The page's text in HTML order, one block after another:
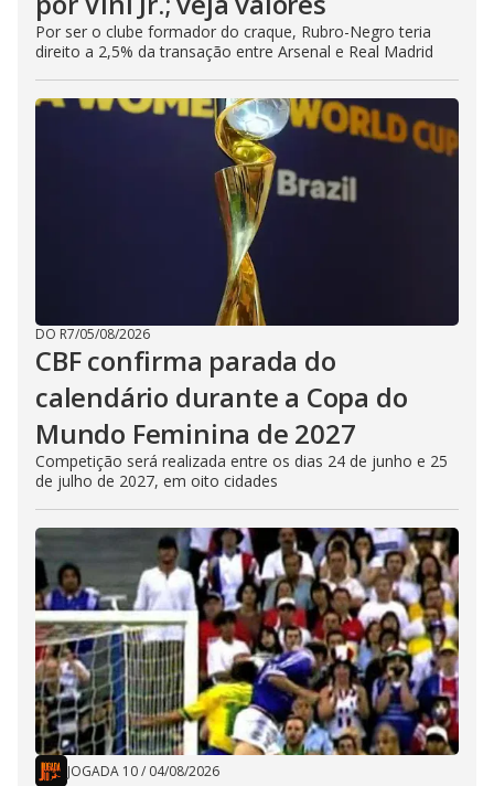
Por ser o clube formador do craque, Rubro-Negro teria
direito a 2,5% da transação entre Arsenal e Real Madrid
DO R7/05/08/2026
CBF confirma parada do
calendário durante a Copa do
Mundo Feminina de 2027
Competição será realizada entre os dias 24 de junho e 25
de julho de 2027, em oito cidades
JOGADA 10/ 04/08/2026